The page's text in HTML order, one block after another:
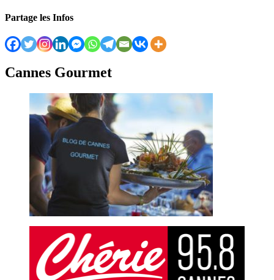
Partage les Infos
Cannes Gourmet